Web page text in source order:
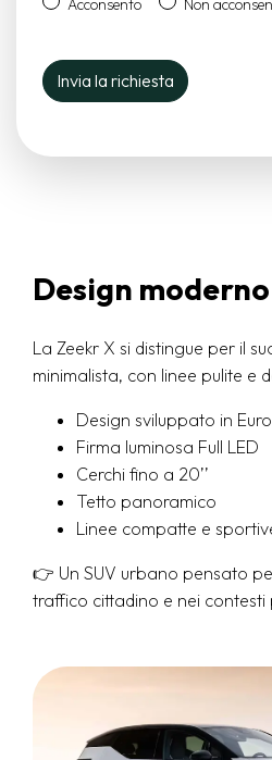
Acconsento Non
Design
La Zeekr X si distingue per il
minimalista, con linee pulite e
Design sviluppato in
Firma luminosa Full LED
Cerchi fino a 20’’
Tetto panoramico
Linee compatte e
👉 Un SUV urbano pensato
traffico cittadino e nei contesti